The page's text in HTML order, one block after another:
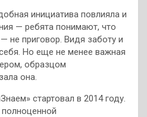
инициатива повлияла и
— ребята понимают, что
не приговор. Видя заботу и
Но еще не менее важная
образцом
она.
стартовал в 2014 году.